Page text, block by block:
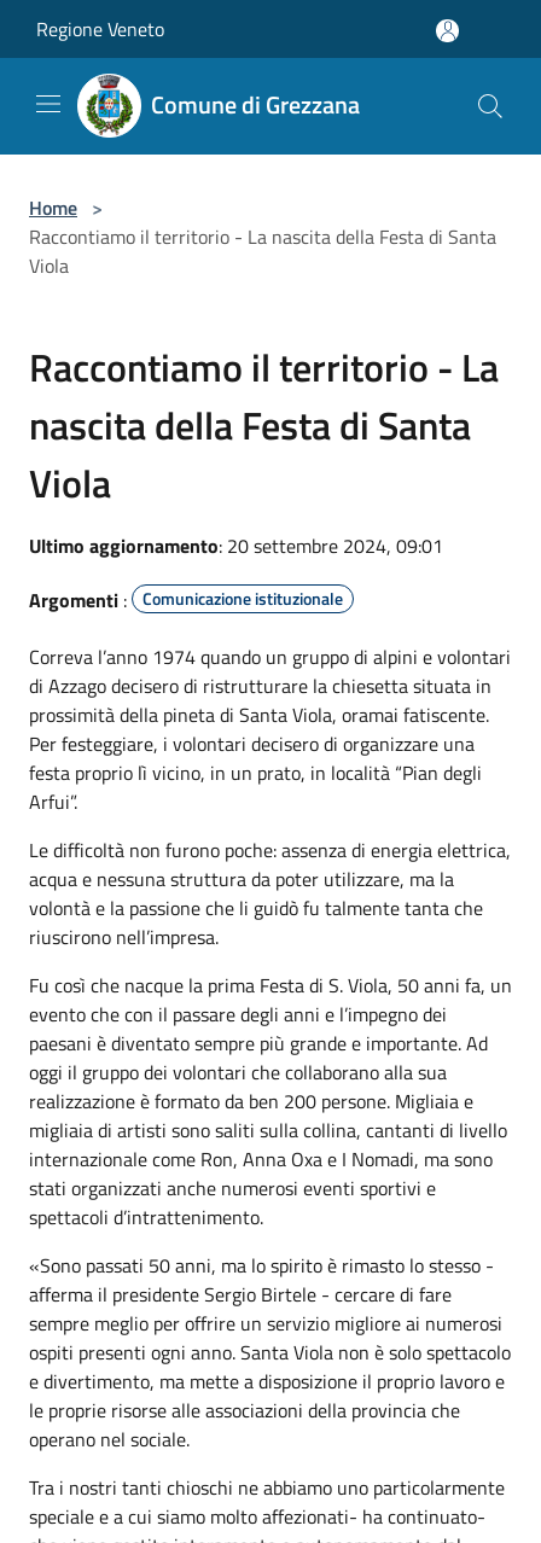
Regione Veneto
Comune di Grezzana
Home >
Raccontiamo il territorio - La nascita della Festa di Santa
Viola
Raccontiamo il territorio - La
nascita della Festa di Santa
Viola
Ultimo aggiornamento: 20 settembre 2024, 09:01
Argomenti : Comunicazione istituzionale
Correva l’anno 1974 quando un gruppo di alpini e volontari
di Azzago decisero di ristrutturare la chiesetta situata in
prossimità della pineta di Santa Viola, oramai fatiscente.
Per festeggiare, i volontari decisero di organizzare una
festa proprio lì vicino, in un prato, in località “Pian degli
Arfui”.
Le difficoltà non furono poche: assenza di energia elettrica,
acqua e nessuna struttura da poter utilizzare, ma la
volontà e la passione che li guidò fu talmente tanta che
riuscirono nell’impresa.
Fu così che nacque la prima Festa di S. Viola, 50 anni fa, un
evento che con il passare degli anni e l’impegno dei
paesani è diventato sempre più grande e importante. Ad
oggi il gruppo dei volontari che collaborano alla sua
realizzazione è formato da ben 200 persone. Migliaia e
migliaia di artisti sono saliti sulla collina, cantanti di livello
internazionale come Ron, Anna Oxa e I Nomadi, ma sono
stati organizzati anche numerosi eventi sportivi e
spettacoli d’intrattenimento.
«Sono passati 50 anni, ma lo spirito è rimasto lo stesso -
afferma il presidente Sergio Birtele - cercare di fare
sempre meglio per offrire un servizio migliore ai numerosi
ospiti presenti ogni anno. Santa Viola non è solo spettacolo
e divertimento, ma mette a disposizione il proprio lavoro e
le proprie risorse alle associazioni della provincia che
operano nel sociale.
Tra i nostri tanti chioschi ne abbiamo uno particolarmente
speciale e a cui siamo molto affezionati- ha continuato-